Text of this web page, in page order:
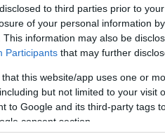
to third parties prior to
of your personal information
This information may also be
Participants that may further
that this website/app uses one or
but not limited to your visit
to Google and its third-party tags
consent section.
állapotban levő
segítő szolgálatokat vagy a
sürgősségi
szüksége van-e
tartsuk tiszteletben a